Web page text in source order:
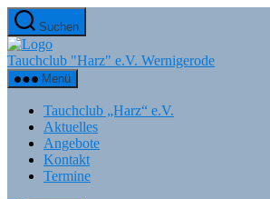
Zum
Inhalt
springen
Suchen
Tauchclub "Harz" e.V. Wernigerode
Menü
Tauchclub „Harz“ e.V.
Aktuelles
Angebote
Kontakt
Termine